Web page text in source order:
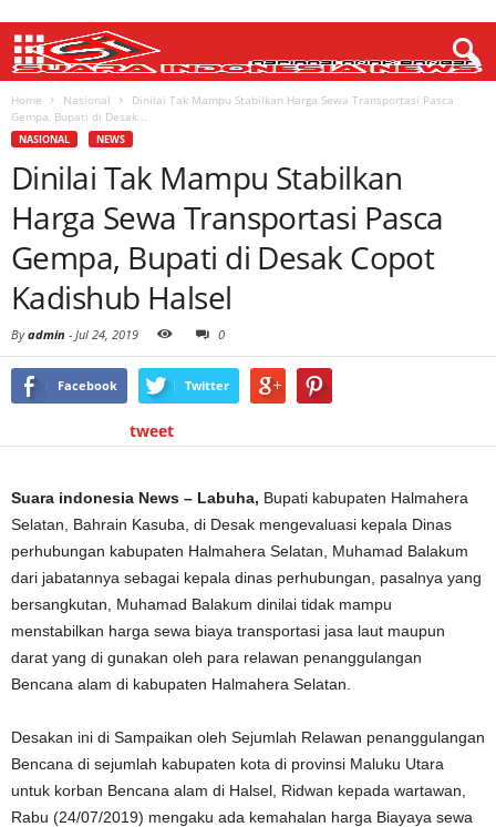
Home Nasional
Dinilai Tak Mampu Stabilkan Harga Sewa Transportasi Pasca
Gempa, Bupati di Desak...
NASIONAL NEWS
Dinilai Tak Mampu Stabilkan
Harga Sewa Transportasi Pasca
Gempa, Bupati di Desak Copot
Kadishub Halsel
Byadmin - Jul 24, 2019 0
Facebook Twitter
tweet
Suara indonesia News – Labuha, Bupati kabupaten Halmahera
Selatan, Bahrain Kasuba, di Desak mengevaluasi kepala Dinas
perhubungan kabupaten Halmahera Selatan, Muhamad Balakum
dari jabatannya sebagai kepala dinas perhubungan, pasalnya yang
bersangkutan, Muhamad Balakum dinilai tidak mampu
menstabilkan harga sewa biaya transportasi jasa laut maupun
darat yang di gunakan oleh para relawan penanggulangan
Bencana alam di kabupaten Halmahera Selatan.
Desakan ini di Sampaikan oleh Sejumlah Relawan penanggulangan
Bencana di sejumlah kabupaten kota di provinsi Maluku Utara
untuk korban Bencana alam di Halsel, Ridwan kepada wartawan,
Rabu (24/07/2019) mengaku ada kemahalan harga Biayaya sewa